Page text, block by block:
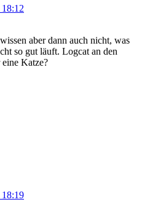
aber dann auch nicht, was
so gut läuft. Logcat an den
Katze?